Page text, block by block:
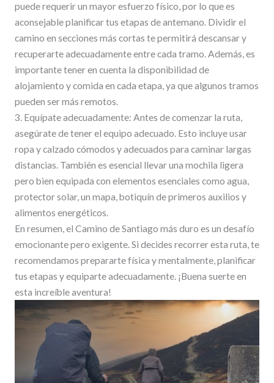
puede requerir un mayor esfuerzo físico, por lo que es
aconsejable planificar tus etapas de antemano. Dividir el
camino en secciones más cortas te permitirá descansar y
recuperarte adecuadamente entre cada tramo. Además, es
importante tener en cuenta la disponibilidad de
alojamiento y comida en cada etapa, ya que algunos tramos
pueden ser más remotos.
3. Equípate adecuadamente: Antes de comenzar la ruta,
asegúrate de tener el equipo adecuado. Esto incluye usar
ropa y calzado cómodos y adecuados para caminar largas
distancias. También es esencial llevar una mochila ligera
pero bien equipada con elementos esenciales como agua,
protector solar, un mapa, botiquín de primeros auxilios y
alimentos energéticos.
En resumen, el Camino de Santiago más duro es un desafío
emocionante pero exigente. Si decides recorrer esta ruta, te
recomendamos prepararte física y mentalmente, planificar
tus etapas y equiparte adecuadamente. ¡Buena suerte en
esta increíble aventura!